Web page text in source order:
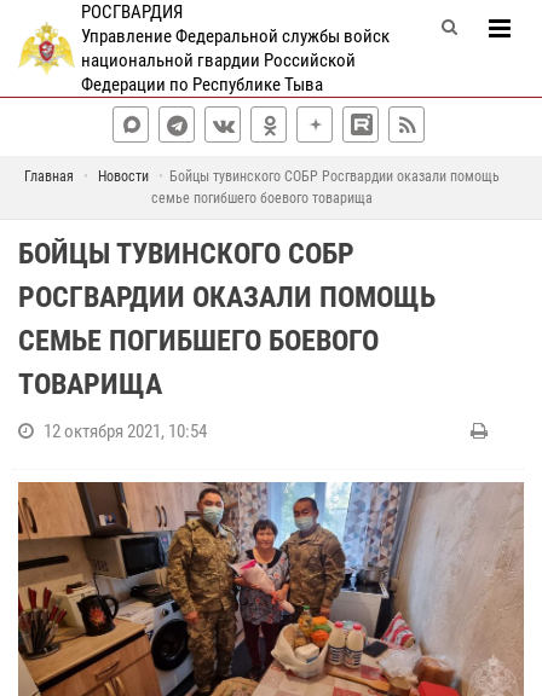
РОСГВАРДИЯ
Управление Федеральной службы войск
национальной гвардии Российской
Федерации по Республике Тыва
Главная Новости
Бойцы тувинского СОБР Росгвардии оказали помощь
семье погибшего боевого товарища
БОЙЦЫ ТУВИНСКОГО СОБР
РОСГВАРДИИ ОКАЗАЛИ ПОМОЩЬ
СЕМЬЕ ПОГИБШЕГО БОЕВОГО
ТОВАРИЩА
12 октября 2021, 10:54